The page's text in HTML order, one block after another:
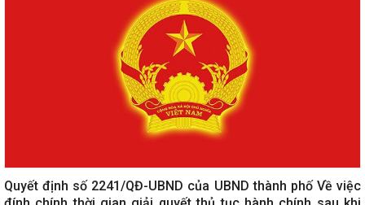
Quyết định số 2241/QĐ-UBND của UBND thành phố Về việc